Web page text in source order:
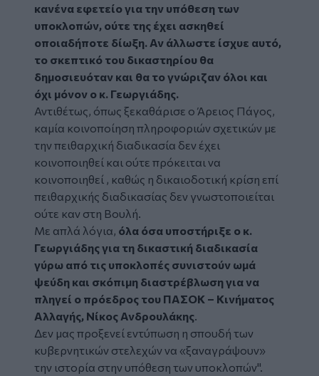
κανένα εφετείο για την υπόθεση των
υποκλοπών, ούτε της έχει ασκηθεί
οποιαδήποτε δίωξη. Αν άλλωστε ίσχυε αυτό,
το σκεπτικό του δικαστηρίου θα
δημοσιευόταν και θα το γνώριζαν όλοι και
όχι μόνον ο κ. Γεωργιάδης.
Αντιθέτως, όπως ξεκαθάρισε ο Άρειος Πάγος,
καμία κοινοποίηση πληροφοριών σχετικών με
την πειθαρχική διαδικασία δεν έχει
κοινοποιηθεί και ούτε πρόκειται να
κοινοποιηθεί , καθώς η δικαιοδοτική κρίση επί
πειθαρχικής διαδικασίας δεν γνωστοποιείται
ούτε καν στη Βουλή.
Με απλά λόγια, όλα όσα υποστήριξε ο κ.
Γεωργιάδης για τη δικαστική διαδικασία
γύρω από τις υποκλοπές συνιστούν ωμά
ψεύδη και σκόπιμη διαστρέβλωση για να
πληγεί ο πρόεδρος του ΠΑΣΟΚ – Κινήματος
Αλλαγής, Νίκος Ανδρουλάκης.
Δεν μας προξενεί εντύπωση η σπουδή των
κυβερνητικών στελεχών να «ξαναγράψουν»
την ιστορία στην υπόθεση των υποκλοπών".